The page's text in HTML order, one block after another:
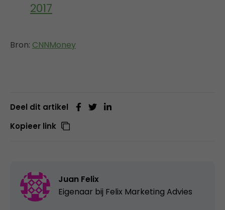
2017
Bron: CNNMoney
Deel dit artikel
Kopieer link
Juan Felix
Eigenaar bij Felix Marketing Advies